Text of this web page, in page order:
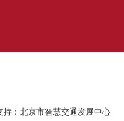
持：北京市智慧交通发展中心